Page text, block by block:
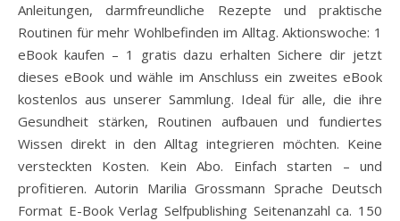
Anleitungen, darmfreundliche Rezepte und praktische
Routinen für mehr Wohlbefinden im Alltag. Aktionswoche: 1
eBook kaufen – 1 gratis dazu erhalten Sichere dir jetzt
dieses eBook und wähle im Anschluss ein zweites eBook
kostenlos aus unserer Sammlung. Ideal für alle, die ihre
Gesundheit stärken, Routinen aufbauen und fundiertes
Wissen direkt in den Alltag integrieren möchten. Keine
versteckten Kosten. Kein Abo. Einfach starten – und
profitieren. Autorin Marilia Grossmann Sprache Deutsch
Format E-Book Verlag Selfpublishing Seitenanzahl ca. 150